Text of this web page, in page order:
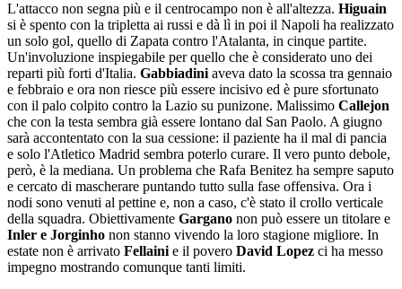
L'attacco non segna più e il centrocampo non è all'altezza. Higuain
si è spento con la tripletta ai russi e dà lì in poi il Napoli ha realizzato
un solo gol, quello di Zapata contro l'Atalanta, in cinque partite.
Un'involuzione inspiegabile per quello che è considerato uno dei
reparti più forti d'Italia. Gabbiadini aveva dato la scossa tra gennaio
e febbraio e ora non riesce più essere incisivo ed è pure sfortunato
con il palo colpito contro la Lazio su punizone. Malissimo Callejon
che con la testa sembra già essere lontano dal San Paolo. A giugno
sarà accontentato con la sua cessione: il paziente ha il mal di pancia
e solo l'Atletico Madrid sembra poterlo curare. Il vero punto debole,
però, è la mediana. Un problema che Rafa Benitez ha sempre saputo
e cercato di mascherare puntando tutto sulla fase offensiva. Ora i
nodi sono venuti al pettine e, non a caso, c'è stato il crollo verticale
della squadra. Obiettivamente Gargano non può essere un titolare e
Inler e Jorginho non stanno vivendo la loro stagione migliore. In
estate non è arrivato Fellaini e il povero David Lopez ci ha messo
impegno mostrando comunque tanti limiti.